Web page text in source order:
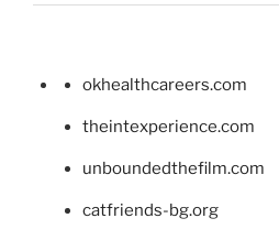
okhealthcareers.com
theintexperience.com
unboundedthefilm.com
catfriends-bg.org